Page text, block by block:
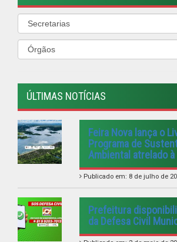
ÚLTIMAS NOTÍCIAS
Feira Nova lança o
Programa de
Ambiental atrelado à
Publicado em: 8 de julho de
Prefeitura
da Defesa Civil